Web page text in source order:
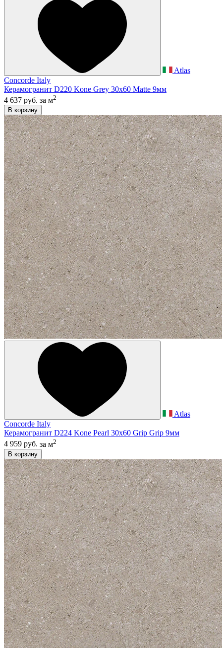
Atlas
Concorde Italy
Керамогранит D220 Kone Grey 30x60 Matte 9мм
4 637 руб. за м2
В корзину
Atlas
Concorde Italy
Керамогранит D224 Kone Pearl 30x60 Grip Grip 9мм
4 959 руб. за м2
В корзину